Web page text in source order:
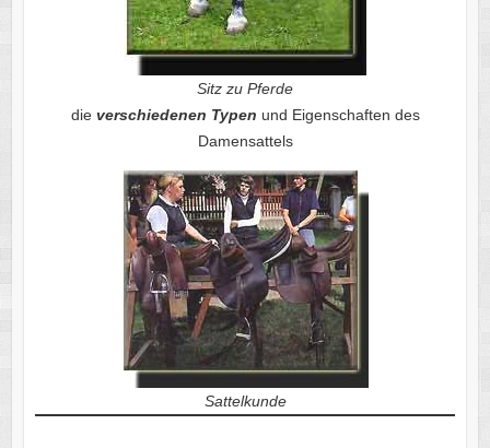
Sitz zu Pferde
die verschiedenen Typen und Eigenschaften des
Damensattels
Sattelkunde